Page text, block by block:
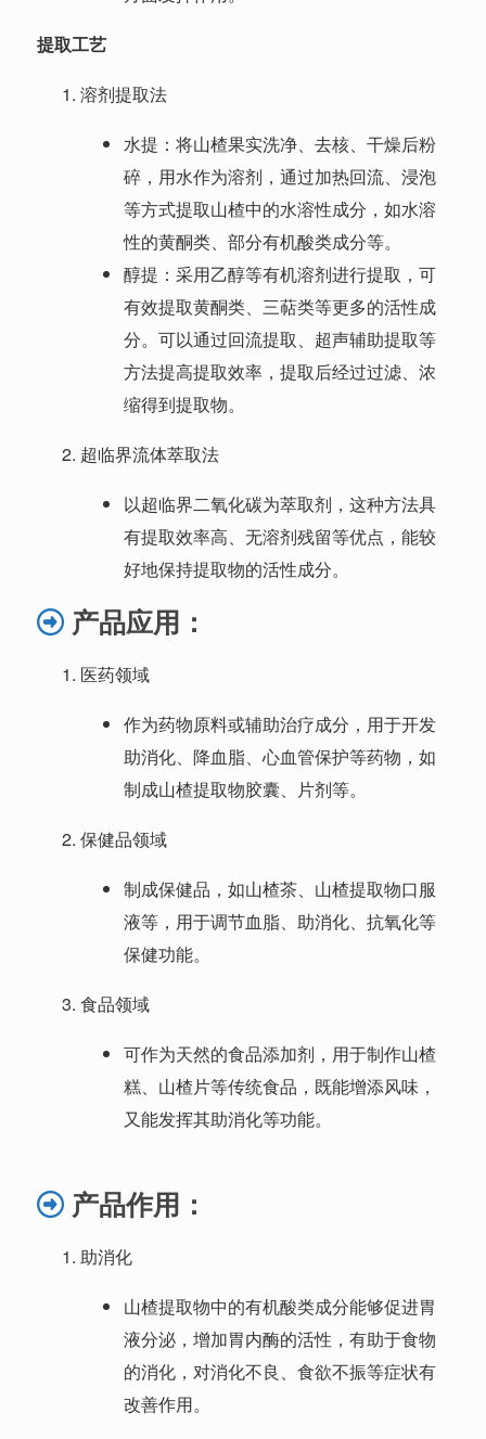
提取工艺
溶剂提取法
水提：将山楂果实洗净、去核、干燥后粉
碎，用水作为溶剂，通过加热回流、浸泡
等方式提取山楂中的水溶性成分，如水溶
性的黄酮类、部分有机酸类成分等。
醇提：采用乙醇等有机溶剂进行提取，可
有效提取黄酮类、三萜类等更多的活性成
分。可以通过回流提取、超声辅助提取等
方法提高提取效率，提取后经过过滤、浓
缩得到提取物。
超临界流体萃取法
以超临界二氧化碳为萃取剂，这种方法具
有提取效率高、无溶剂残留等优点，能较
好地保持提取物的活性成分。
产品应用：
医药领域
作为药物原料或辅助治疗成分，用于开发
助消化、降血脂、心血管保护等药物，如
制成山楂提取物胶囊、片剂等。
保健品领域
制成保健品，如山楂茶、山楂提取物口服
液等，用于调节血脂、助消化、抗氧化等
保健功能。
食品领域
可作为天然的食品添加剂，用于制作山楂
糕、山楂片等传统食品，既能增添风味，
又能发挥其助消化等功能。
产品作用：
助消化
山楂提取物中的有机酸类成分能够促进胃
液分泌，增加胃内酶的活性，有助于食物
的消化，对消化不良、食欲不振等症状有
改善作用。